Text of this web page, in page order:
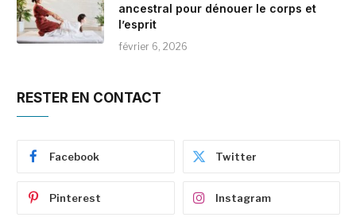
ancestral pour dénouer le corps et
l’esprit
février 6, 2026
RESTER EN CONTACT
Facebook Twitter
Pinterest Instagram